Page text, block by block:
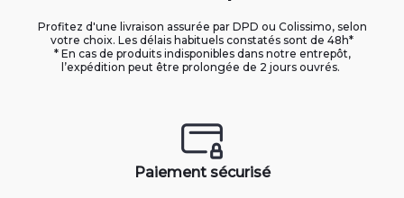
Profitez d'une livraison assurée par DPD ou Colissimo, selon
votre choix. Les délais habituels constatés sont de 48h*
* En cas de produits indisponibles dans notre entrepôt,
l’expédition peut être prolongée de 2 jours ouvrés.
Paiement sécurisé